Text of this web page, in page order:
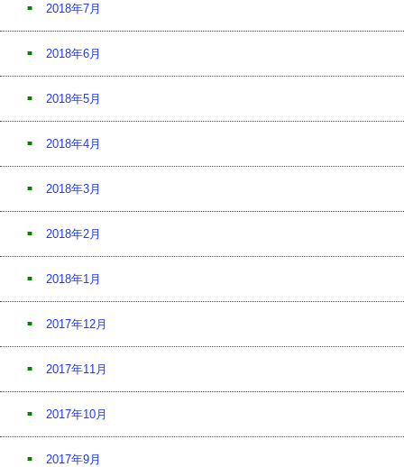
2018年7月
2018年6月
2018年5月
2018年4月
2018年3月
2018年2月
2018年1月
2017年12月
2017年11月
2017年10月
2017年9月